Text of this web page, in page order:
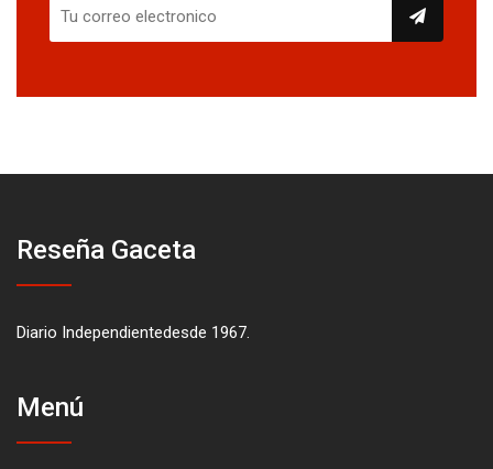
Reseña Gaceta
Diario Independientedesde 1967.
Menú